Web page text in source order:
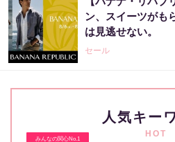
ン、スイーツがも
は見逃せない。
セール
人気キー
HOT
みんなの関心No.1